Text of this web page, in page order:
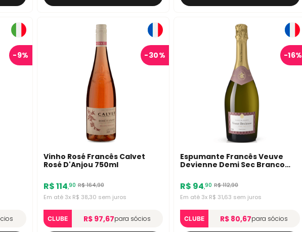
-9% -30%
Vinho Rosé Francês Calvet
Rosé D'Anjou 750ml
R$114,90 R$164,90
Em até 3x R$ 38,30 sem juros
CLUBE R$ 97,67para sócios
-16%
Espumante Francês Veuve
Devienne Demi Sec Branco
R$ 94,90 R$112,90
Em até 3x R$ 31,63 sem juros
CLUBE R$ 80,67para sócios